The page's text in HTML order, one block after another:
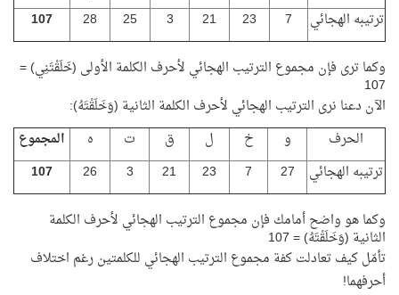
ترتيبه الهجائي
7
23
21
3
25
28
107
وكما ترى فإن مجموع الترتيب الهجائي لأحرف الكلمة الأولى (خَلَقْتَنِي) =
107
الآن دعنا نرى الترتيب الهجائي لأحرف الكلمة الثانية (وَخَلَقْتَهُ):
الحرف
و خ ل ق ت ه
المجموع
ترتيبه الهجائي
27
7
23
21
3
26
107
وكما هو واضح أمامك فإن مجموع الترتيب الهجائي لأحرف الكلمة
الثانية (وَخَلَقْتَهُ) = 107
تأمّل كيف تعادلت كفة مجموع الترتيب الهجائي للكلمتين رغم اختلاف
أحرفهما!